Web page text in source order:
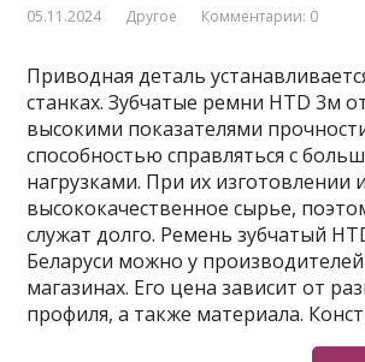
05.11.2024 Другое Комментарии: 0
Приводная деталь
станках. Зубчатые ремни HTD 3м
высокими показателями
способностью справляться с
нагрузками. При их изготовлении
высококачественное сырье,
служат долго. Ремень зубчатый
Беларуси можно у
магазинах. Его цена зависит от
профиля, а также материала.